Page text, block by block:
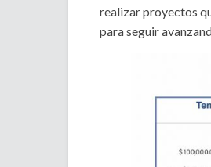
realizar proyectos
para seguir